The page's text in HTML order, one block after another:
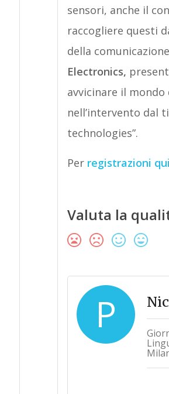
sensori, anche il
raccogliere questi
della
Electronics,
avvicinare il mondo
nell’intervento dal
technologies”.
Per registrazioni
Valuta la
P